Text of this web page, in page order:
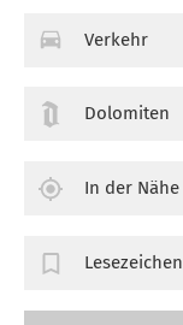
Verkehr
Dolomiten
In der Nähe
Lesezeichen